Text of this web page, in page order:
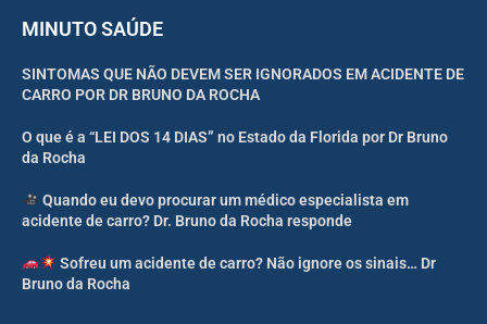
MINUTO SAÚDE
SINTOMAS QUE NÃO DEVEM SER IGNORADOS EM ACIDENTE DE
CARRO POR DR BRUNO DA ROCHA
O que é a “LEI DOS 14 DIAS” no Estado da Florida por Dr Bruno
da Rocha
Quando eu devo procurar um médico especialista em
acidente de carro? Dr. Bruno da Rocha responde
Sofreu um acidente de carro? Não ignore os sinais… Dr
Bruno da Rocha